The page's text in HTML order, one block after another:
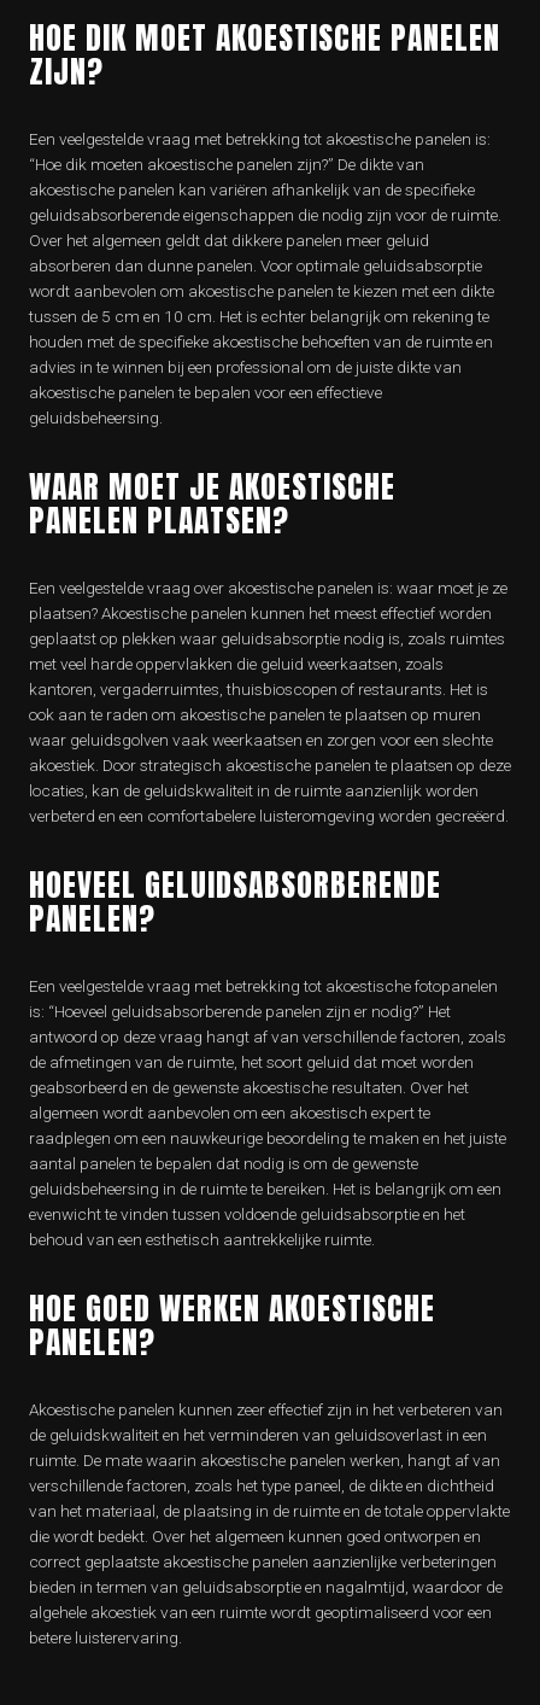
HOE DIK MOET AKOESTISCHE PANELEN
ZIJN?
Een veelgestelde vraag met betrekking tot akoestische panelen is:
“Hoe dik moeten akoestische panelen zijn?” De dikte van
akoestische panelen kan variëren afhankelijk van de specifieke
geluidsabsorberende eigenschappen die nodig zijn voor de ruimte.
Over het algemeen geldt dat dikkere panelen meer geluid
absorberen dan dunne panelen. Voor optimale geluidsabsorptie
wordt aanbevolen om akoestische panelen te kiezen met een dikte
tussen de 5 cm en 10 cm. Het is echter belangrijk om rekening te
houden met de specifieke akoestische behoeften van de ruimte en
advies in te winnen bij een professional om de juiste dikte van
akoestische panelen te bepalen voor een effectieve
geluidsbeheersing.
WAAR MOET JE AKOESTISCHE
PANELEN PLAATSEN?
Een veelgestelde vraag over akoestische panelen is: waar moet je ze
plaatsen? Akoestische panelen kunnen het meest effectief worden
geplaatst op plekken waar geluidsabsorptie nodig is, zoals ruimtes
met veel harde oppervlakken die geluid weerkaatsen, zoals
kantoren, vergaderruimtes, thuisbioscopen of restaurants. Het is
ook aan te raden om akoestische panelen te plaatsen op muren
waar geluidsgolven vaak weerkaatsen en zorgen voor een slechte
akoestiek. Door strategisch akoestische panelen te plaatsen op deze
locaties, kan de geluidskwaliteit in de ruimte aanzienlijk worden
verbeterd en een comfortabelere luisteromgeving worden gecreëerd.
HOEVEEL GELUIDSABSORBERENDE
PANELEN?
Een veelgestelde vraag met betrekking tot akoestische fotopanelen
is: “Hoeveel geluidsabsorberende panelen zijn er nodig?” Het
antwoord op deze vraag hangt af van verschillende factoren, zoals
de afmetingen van de ruimte, het soort geluid dat moet worden
geabsorbeerd en de gewenste akoestische resultaten. Over het
algemeen wordt aanbevolen om een akoestisch expert te
raadplegen om een nauwkeurige beoordeling te maken en het juiste
aantal panelen te bepalen dat nodig is om de gewenste
geluidsbeheersing in de ruimte te bereiken. Het is belangrijk om een
evenwicht te vinden tussen voldoende geluidsabsorptie en het
behoud van een esthetisch aantrekkelijke ruimte.
HOE GOED WERKEN AKOESTISCHE
PANELEN?
Akoestische panelen kunnen zeer effectief zijn in het verbeteren van
de geluidskwaliteit en het verminderen van geluidsoverlast in een
ruimte. De mate waarin akoestische panelen werken, hangt af van
verschillende factoren, zoals het type paneel, de dikte en dichtheid
van het materiaal, de plaatsing in de ruimte en de totale oppervlakte
die wordt bedekt. Over het algemeen kunnen goed ontworpen en
correct geplaatste akoestische panelen aanzienlijke verbeteringen
bieden in termen van geluidsabsorptie en nagalmtijd, waardoor de
algehele akoestiek van een ruimte wordt geoptimaliseerd voor een
betere luisterervaring.